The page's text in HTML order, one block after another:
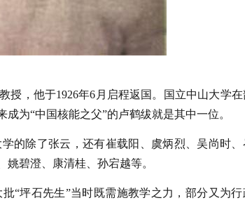
授，他于1926年6月启程返国。国立中山大学在
为“中国核能之父”的卢鹤绂就是其中一位。
的除了张云，还有崔载阳、虞炳烈、吴尚时、
碧澄、康清桂、孙宕越等。
“坪石先生”当时既需施教学之力，部分又为行